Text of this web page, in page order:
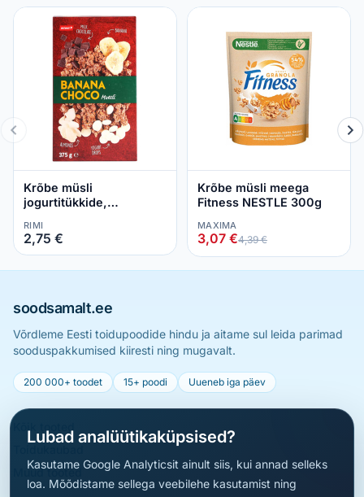
Krõbe müsli
jogurtitükkide,
täispiima- ja tumeda
šokolaadi tükkidega ja
RIMI
2,75 €
Krõbe müsli meega
Fitness NESTLE 300g
MAXIMA
3,07 €4,39 €
soodsamalt.ee
Võrdleme Eesti toidupoodide hindu ja aitame sul leida parimad
sooduspakkumised kiiresti ning mugavalt.
200 000+ toodet 15+ poodi Uueneb iga päev
Muud tooted
Lubad analüütikaküpsised?
Kasutame Google Analyticsit ainult siis, kui annad selleks
loa. Mõõdistame sellega veebilehe kasutamist ning